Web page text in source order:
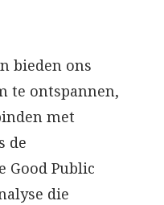
bieden ons
te ontspannen,
met
de
Good Public
die